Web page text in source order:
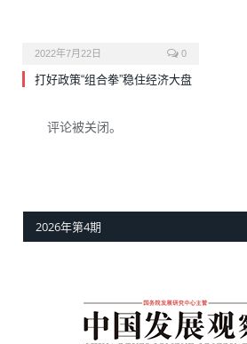
2022年7月22日 0
打好政策“组合拳”稳住经济大盘
评论被关闭。
2026年第4期